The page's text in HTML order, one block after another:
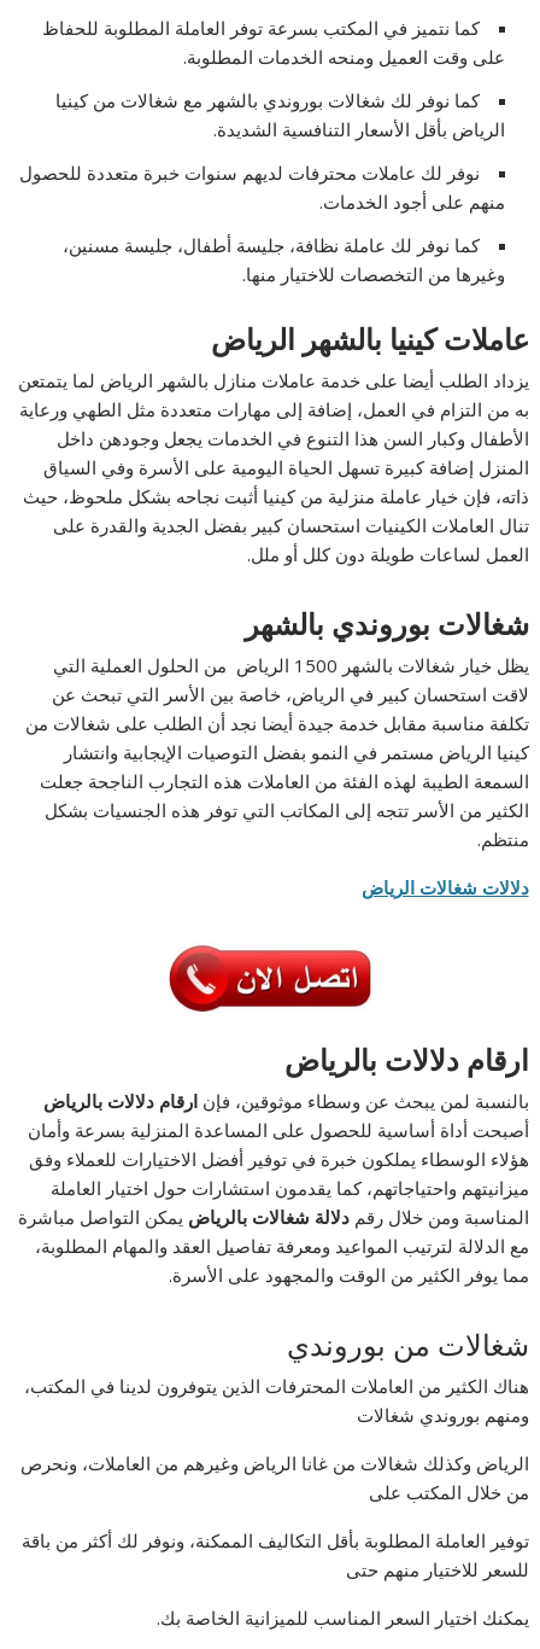
كما نتميز في المكتب بسرعة توفر العاملة المطلوبة للحفاظ
على وقت العميل ومنحه الخدمات المطلوبة.
كما نوفر لك شغالات بوروندي بالشهر مع شغالات من كينيا
الرياض بأقل الأسعار التنافسية الشديدة.
نوفر لك عاملات محترفات لديهم سنوات خبرة متعددة للحصول
منهم على أجود الخدمات.
كما نوفر لك عاملة نظافة، جليسة أطفال، جليسة مسنين،
وغيرها من التخصصات للاختيار منها.
عاملات كينيا بالشهر الرياض
يزداد الطلب أيضا على خدمة عاملات منازل بالشهر الرياض لما يتمتعن
به من التزام في العمل، إضافة إلى مهارات متعددة مثل الطهي ورعاية
الأطفال وكبار السن هذا التنوع في الخدمات يجعل وجودهن داخل
المنزل إضافة كبيرة تسهل الحياة اليومية على الأسرة وفي السياق
ذاته، فإن خيار عاملة منزلية من كينيا أثبت نجاحه بشكل ملحوظ، حيث
تنال العاملات الكينيات استحسان كبير بفضل الجدية والقدرة على
العمل لساعات طويلة دون كلل أو ملل.
شغالات بوروندي بالشهر
يظل خيار شغالات بالشهر 1500 الرياض من الحلول العملية التي
لاقت استحسان كبير في الرياض، خاصة بين الأسر التي تبحث عن
تكلفة مناسبة مقابل خدمة جيدة أيضا نجد أن الطلب على شغالات من
كينيا الرياض مستمر في النمو بفضل التوصيات الإيجابية وانتشار
السمعة الطيبة لهذه الفئة من العاملات هذه التجارب الناجحة جعلت
الكثير من الأسر تتجه إلى المكاتب التي توفر هذه الجنسيات بشكل
منتظم.
دلالات شغالات الرياض
ارقام دلالات بالرياض
بالنسبة لمن يبحث عن وسطاء موثوقين، فإنارقام دلالات بالرياض
أصبحت أداة أساسية للحصول على المساعدة المنزلية بسرعة وأمان
هؤلاء الوسطاء يملكون خبرة في توفير أفضل الاختيارات للعملاء وفق
ميزانيتهم واحتياجاتهم، كما يقدمون استشارات حول اختيار العاملة
المناسبة ومن خلال رقمدلالة شغالات بالرياض يمكن التواصل مباشرة
مع الدلالة لترتيب المواعيد ومعرفة تفاصيل العقد والمهام المطلوبة،
مما يوفر الكثير من الوقت والمجهود على الأسرة.
شغالات من بوروندي
هناك الكثير من العاملات المحترفات الذين يتوفرون لدينا في المكتب،
ومنهم بوروندي شغالات
الرياض وكذلك شغالات من غانا الرياض وغيرهم من العاملات، ونحرص
من خلال المكتب على
توفير العاملة المطلوبة بأقل التكاليف الممكنة، ونوفر لك أكثر من باقة
للسعر للاختيار منهم حتى
يمكنك اختيار السعر المناسب للميزانية الخاصة بك.